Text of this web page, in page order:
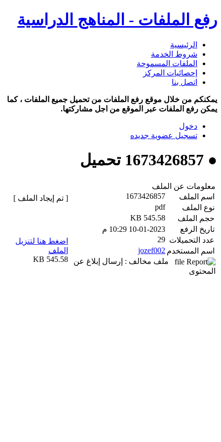
رفع الملفات - المناهج الدراسية
الرئيسية
شروط الخدمة
الملفات المسموحة
إحصائيات المركز
اتصل بنا
يمكنكم من خلال موقع رفع الملفات من تحميل جميع الملفات ، كما
يمكن رفع الملفات عبر الموقع من اجل مشاركتها.
دخول
تسجيل عضوية جديده
● 1673426857 تحميل
معلومات عن الملف
اسم الملف
1673426857
نوع الملف
pdf
حجم الملف
545.58 KB
تاريخ الرفع
10-01-2023 10:29 م
عدد التحميلات 29
اسم المستخدم jozef002
ملف مخالف : إرسال إبلاغ عن
المحتوى
[ تم إيجاد الملف ]
اضغط هنا لتنزيل
الملف
545.58 KB